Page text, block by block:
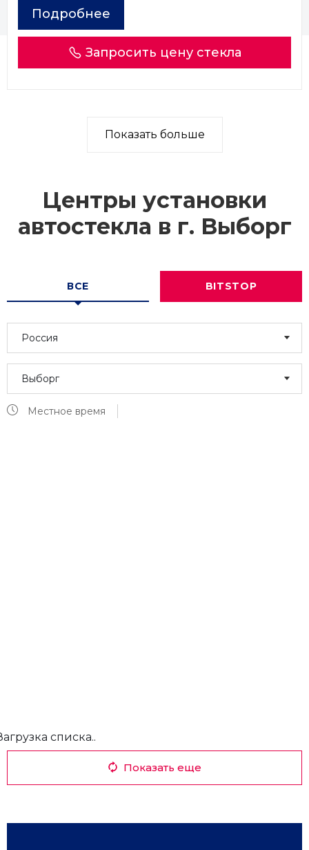
Подробнее
Запросить цену стекла
Показать больше
Центры установки
автостекла в г. Выборг
ВСЕ BITSTOP
Россия
Выборг
Местное время
списка..
Показать еще